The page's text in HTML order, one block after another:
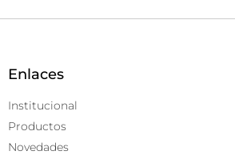
Enlaces
Institucional
Productos
Novedades